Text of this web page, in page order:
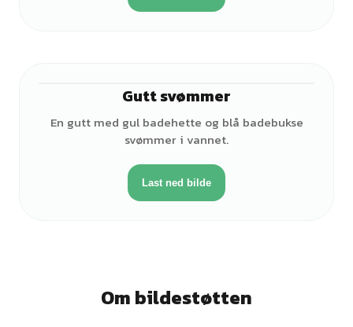
Gutt svømmer
En gutt med gul badehette og blå badebukse
svømmer i vannet.
Last ned bilde
Om bildestøtten